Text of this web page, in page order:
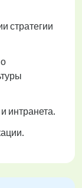
стратегии
интранета.